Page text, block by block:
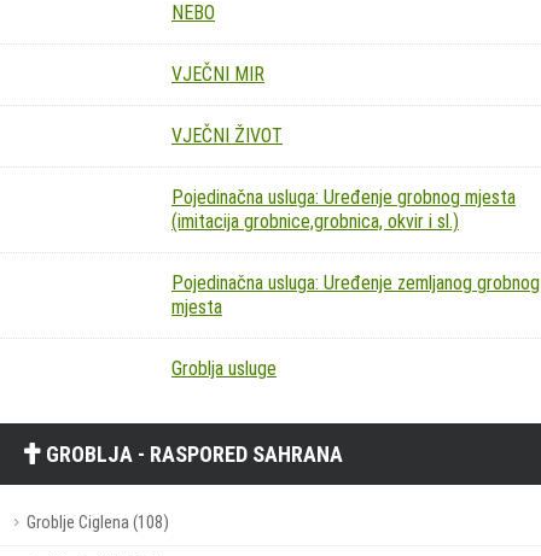
NEBO
VJEČNI MIR
VJEČNI ŽIVOT
Pojedinačna usluga: Uređenje grobnog mjesta
(imitacija grobnice,grobnica, okvir i sl.)
Pojedinačna usluga: Uređenje zemljanog grobnog
mjesta
Groblja usluge
GROBLJA - RASPORED SAHRANA
Groblje Ciglena (108)